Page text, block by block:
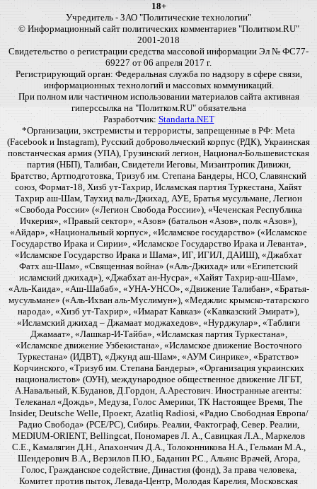
18+
Учредитель - ЗАО "Политические технологии"
© Информационный сайт политических комментариев "Политком.RU"
2001-2018
Свидетельство о регистрации средства массовой информации Эл № ФС77-
69227 от 06 апреля 2017 г.
Регистрирующий орган: Федеральная служба по надзору в сфере связи,
информационных технологий и массовых коммуникаций.
При полном или частичном использовании материалов сайта активная
гиперссылка на "Политком.RU" обязательна
Разработчик: Standarta.NET
*Организации, экстремисты и террористы, запрещенные в РФ: Meta
(Facebook и Instagram), Русский добровольческий корпус (РДК), Украинская
повстанческая армия (УПА), Грузинский легион, Национал-Большевистская
партия (НБП), Талибан, Свидетели Иеговы, Мизантропик Дивижн,
Братство, Артподготовка, Тризуб им. Степана Бандеры, НСО, Славянский
союз, Формат-18, Хизб ут-Тахрир, Исламская партия Туркестана, Хайят
Тахрир аш-Шам, Таухид валь-Джихад, АУЕ, Братья мусульмане, Легион
«Свобода России» («Легион Свобода России»), «Чеченская Республика
Ичкерия», «Правый сектор», «Азов» (батальон «Азов», полк «Азов»),
«Айдар», «Национальный корпус», «Исламское государство» («Исламское
Государство Ирака и Сирии», «Исламское Государство Ирака и Леванта»,
«Исламское Государство Ирака и Шама», ИГ, ИГИЛ, ДАИШ), «Джабхат
Фатх аш-Шам», «Священная война» («Аль-Джихад» или «Египетский
исламский джихад»), «Джабхат ан-Нусра», «Хайят Тахрир-аш-Шам»,
«Аль-Каида», «Аш-Шабаб», «УНА-УНСО», «Движение Талибан», «Братья-
мусульмане» («Аль-Ихван аль-Муслимун»), «Меджлис крымско-татарского
народа», «Хизб ут-Тахрир», «Имарат Кавказ» («Кавказский Эмират»),
«Исламский джихад – Джамаат моджахедов», «Нурджулар», «Таблиги
Джамаат», «Лашкар-И-Тайба», «Исламская партия Туркестана»,
«Исламское движение Узбекистана», «Исламское движение Восточного
Туркестана» (ИДВТ), «Джунд аш-Шам», «АУМ Синрике», «Братство»
Корчинского, «Тризуб им. Степана Бандеры», «Организация украинских
националистов» (ОУН), международное общественное движение ЛГБТ,
А.Навальный, К.Буданов, Д.Гордон, А.Арестович. Иностранные агенты:
Телеканал «Дождь», Медуза, Голос Америки, ТК Настоящее Время, The
Insider, Deutsche Welle, Проект, Azatliq Radiosi, «Радио Свободная Европа/
Радио Свобода» (PCE/PC), Сибирь. Реалии, Фактограф, Север. Реалии,
MEDIUM-ORIENT, Bellingcat, Пономарев Л. А., Савицкая Л.А., Маркелов
С.Е., Камалягин Д.Н., Апахончич Д.А., Толоконникова Н.А., Гельман М.А.,
Шендерович В.А., Верзилов П.Ю., Баданин Р.С., Альянс Врачей, Агора,
Голос, Гражданское содействие, Династия (фонд), За права человека,
Комитет против пыток, Левада-Центр, Молодая Карелия, Московская